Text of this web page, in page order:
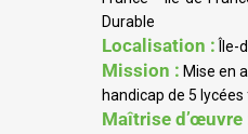
Durable
Localisation : Île-
Mission : Mise en
handicap de 5
Maîtrise d’œuvre